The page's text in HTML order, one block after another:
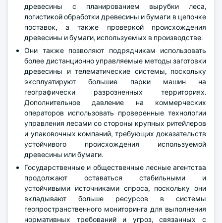
древесины с планированием вырубки леса,
логистикой обработки древесины и бумаги в цепочке
поставок, а также проверкой происхождения
древесины и бумаги, используемых в производстве.
Они также позволяют подрядчикам использовать
более дистанционно управляемые методы заготовки
древесины и телематические системы, поскольку
эксплуатируют большие парки машин на
географически разрозненных территориях.
Дополнительное давление на коммерческих
операторов использовать проверенные технологии
управления лесами со стороны крупных ритейлеров
и упаковочных компаний, требующих доказательств
устойчивого происхождения используемой
древесины или бумаги.
Государственные и общественные лесные агентства
продолжают оставаться стабильными и
устойчивыми источниками спроса, поскольку они
вкладывают больше ресурсов в системы
геопространственного мониторинга для выполнения
нормативных требований и угроз, связанных с